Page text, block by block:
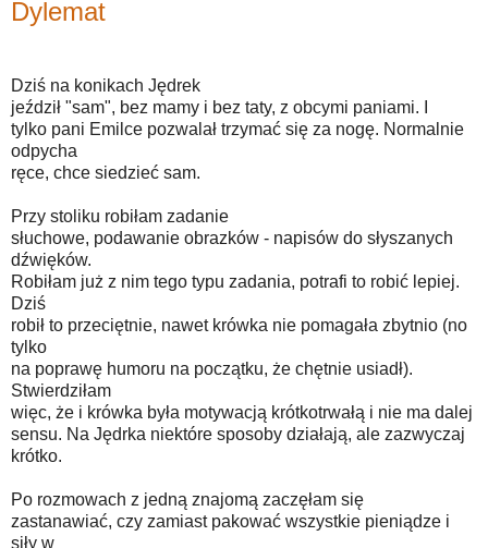
Dylemat
Dziś na konikach Jędrek
jeździł "sam", bez mamy i bez taty, z obcymi paniami. I
tylko pani Emilce pozwalał trzymać się za nogę. Normalnie
odpycha
ręce, chce siedzieć sam.
Przy stoliku robiłam zadanie
słuchowe, podawanie obrazków - napisów do słyszanych
dźwięków.
Robiłam już z nim tego typu zadania, potrafi to robić lepiej.
Dziś
robił to przeciętnie, nawet krówka nie pomagała zbytnio (no
tylko
na poprawę humoru na początku, że chętnie usiadł).
Stwierdziłam
więc, że i krówka była motywacją krótkotrwałą i nie ma dalej
sensu. Na Jędrka niektóre sposoby działają, ale zazwyczaj
krótko.
Po rozmowach z jedną znajomą zaczęłam się
zastanawiać, czy zamiast pakować wszystkie pieniądze i
siły w